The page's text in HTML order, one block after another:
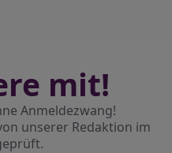
mit!
Anmeldezwang!
unserer Redaktion im